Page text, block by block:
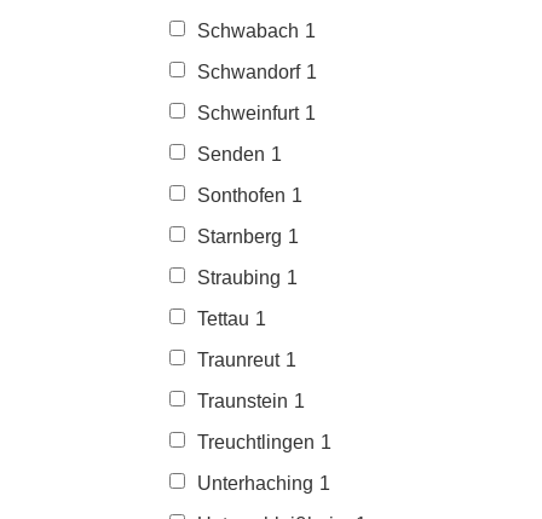
Schwabach 1
Schwandorf 1
Schweinfurt 1
Senden 1
Sonthofen 1
Starnberg 1
Straubing 1
Tettau 1
Traunreut 1
Traunstein 1
Treuchtlingen 1
Unterhaching 1